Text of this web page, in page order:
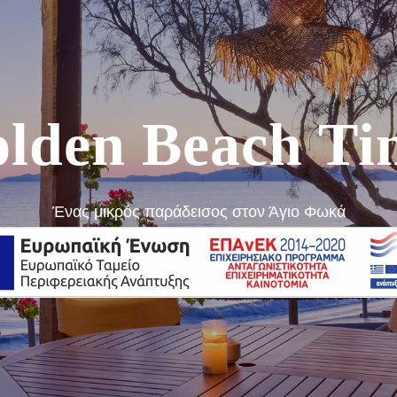
Beach
Ένας μικρός παράδεισος στον Άγιο Φωκά